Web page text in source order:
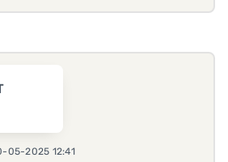
05-2025 12:41